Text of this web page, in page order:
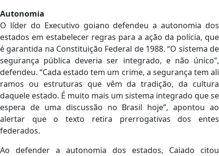
Autonomia
O líder do Executivo goiano defendeu a autonomia dos
estados em estabelecer regras para a ação da polícia, que
é garantida na Constituição Federal de 1988. “O sistema de
segurança pública deveria ser integrado, e não único”,
defendeu. “Cada estado tem um crime, a segurança tem ali
ramos ou estruturas que vêm da tradição, da cultura
daquele estado. É muito mais um sistema integrado que se
espera de uma discussão no Brasil hoje”, apontou ao
alertar que o texto retira prerrogativas dos entes
federados.
Ao defender a autonomia dos estados, Caiado citou